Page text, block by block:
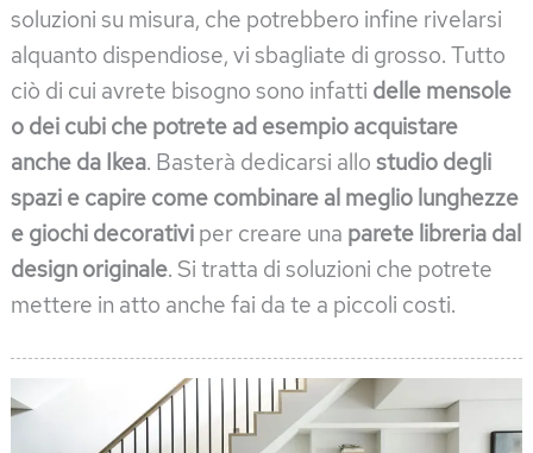
soluzioni su misura, che potrebbero infine rivelarsi
alquanto dispendiose, vi sbagliate di grosso. Tutto
ciò di cui avrete bisogno sono infatti delle mensole
o dei cubi che potrete ad esempio acquistare
anche da Ikea. Basterà dedicarsi allo studio degli
spazi e capire come combinare al meglio lunghezze
e giochi decorativi per creare una parete libreria dal
design originale. Si tratta di soluzioni che potrete
mettere in atto anche fai da te a piccoli costi.